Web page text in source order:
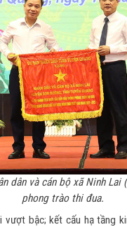
dân và cán bộ xã Ninh
phong trào thi đua.
bậc; kết cấu hạ tầng